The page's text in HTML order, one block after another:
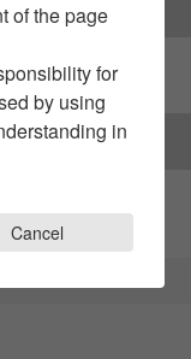
of the page
for
by using
in
Cancel